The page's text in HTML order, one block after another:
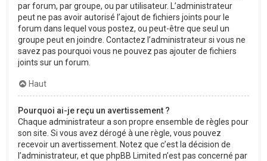
par forum, par groupe, ou par utilisateur. L’administrateur
peut ne pas avoir autorisé l’ajout de fichiers joints pour le
forum dans lequel vous postez, ou peut-être que seul un
groupe peut en joindre. Contactez l’administrateur si vous ne
savez pas pourquoi vous ne pouvez pas ajouter de fichiers
joints sur un forum.
Haut
Pourquoi ai-je reçu un avertissement ?
Chaque administrateur a son propre ensemble de règles pour
son site. Si vous avez dérogé à une règle, vous pouvez
recevoir un avertissement. Notez que c’est la décision de
l’administrateur, et que phpBB Limited n’est pas concerné par